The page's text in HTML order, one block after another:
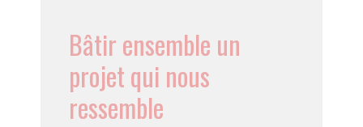
Bâtir ensemble un
projet qui nous
ressemble